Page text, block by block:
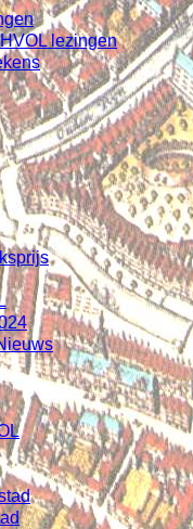
lezingen